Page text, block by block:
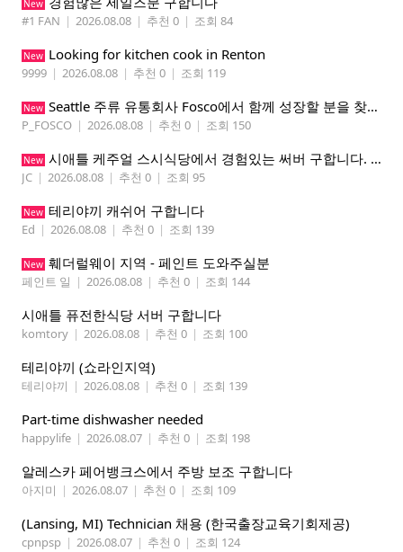
New
#1 FAN | 2026.08.08 | 추천 0 | 조회 84
New Looking for kitchen cook in Renton
9999 | 2026.08.08 | 추천 0 | 조회 119
New Seattle 주류 유통회사 Fosco에서 함께 성장할 분을 찾습니다
P_FOSCO | 2026.08.08 | 추천 0 | 조회 150
New 시애틀 케주얼 스시식당에서 경험있는 써버 구합니다. 팁 200 이상
JC | 2026.08.08 | 추천 0 | 조회 95
New 테리야끼 캐쉬어 구합니다
Ed | 2026.08.08 | 추천 0 | 조회 139
New 훼더럴웨이 지역 - 페인트 도와주실분
페인트 일 | 2026.08.08 | 추천 0 | 조회 144
시애틀 퓨전한식당 서버 구합니다
komtory | 2026.08.08 | 추천 0 | 조회 100
테리야끼 (쇼라인지역)
테리야끼 | 2026.08.08 | 추천 0 | 조회 139
Part-time dishwasher needed
happylife | 2026.08.07 | 추천 0 | 조회 198
알레스카 페어뱅크스에서 주방 보조 구합니다
아지미 | 2026.08.07 | 추천 0 | 조회 109
(Lansing, MI) Technician 채용 (한국출장교육기회제공)
cpnpsp | 2026.08.07 | 추천 0 | 조회 124